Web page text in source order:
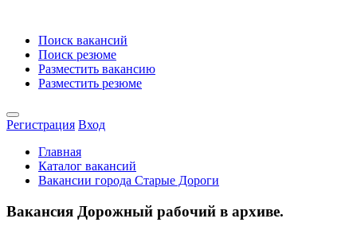
Поиск вакансий
Поиск резюме
Разместить вакансию
Разместить резюме
Регистрация Вход
Главная
Каталог вакансий
Вакансии города Старые Дороги
Вакансия Дорожный рабочий в архиве.